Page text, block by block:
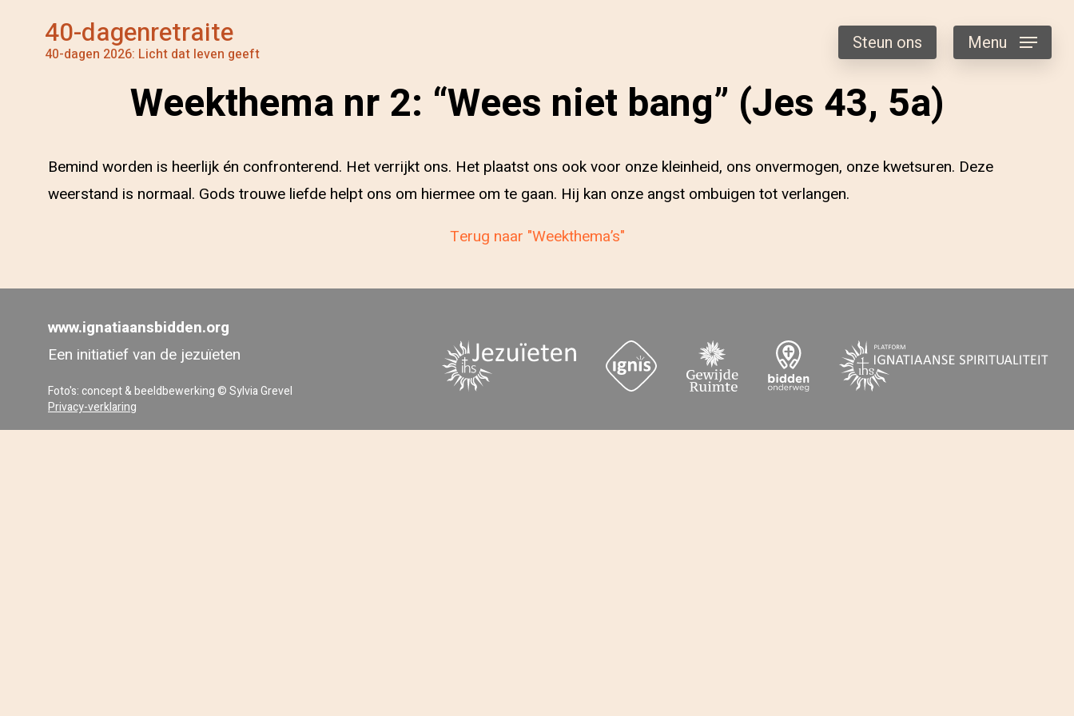
40-dagenretraite
40-dagen 2026: Licht dat leven geeft Steun ons Menu
Weekthema nr 2: “Wees niet bang” (Jes 43, 5a)
Bemind worden is heerlijk én confronterend. Het verrijkt ons. Het plaatst ons ook voor onze kleinheid, ons onvermogen, onze kwetsuren. Deze
weerstand is normaal. Gods trouwe liefde helpt ons om hiermee om te gaan. Hij kan onze angst ombuigen tot verlangen.
Terug naar "Weekthema’s"
www.ignatiaansbidden.org
Een initiatief van de jezuïeten
Foto's: concept & beeldbewerking © Sylvia Grevel
Privacy-verklaring